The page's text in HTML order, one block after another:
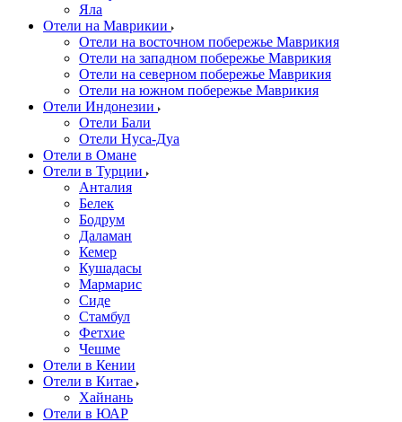
Яла
Отели на Маврикии
Отели на восточном побережье Маврикия
Отели на западном побережье Маврикия
Отели на северном побережье Маврикия
Отели на южном побережье Маврикия
Отели Индонезии
Отели Бали
Отели Нуса-Дуа
Отели в Омане
Отели в Турции
Анталия
Белек
Бодрум
Даламан
Кемер
Кушадасы
Мармарис
Сиде
Стамбул
Фетхие
Чешме
Отели в Кении
Отели в Китае
Хайнань
Отели в ЮАР